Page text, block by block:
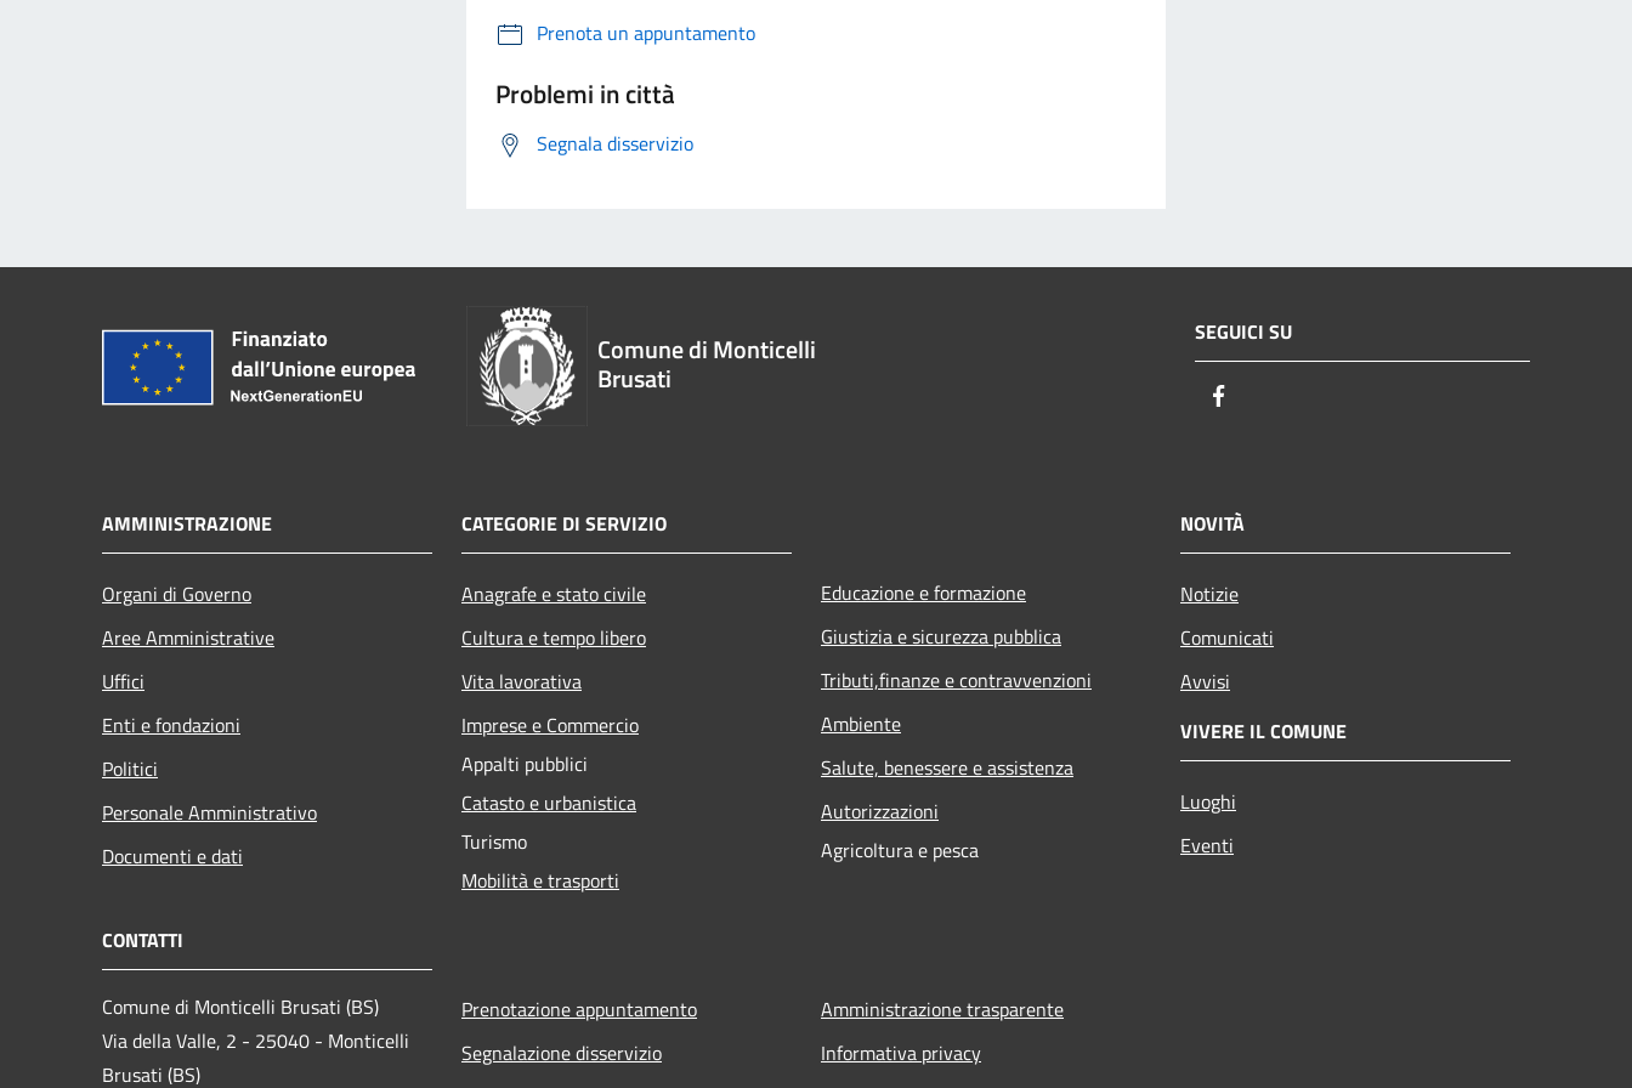
Prenota un appuntamento
Problemi in città
Segnala disservizio
Comune di Monticelli
Brusati
SEGUICI SU
AMMINISTRAZIONE
Organi di Governo
Aree Amministrative
Uffici
Enti e fondazioni
Politici
Personale Amministrativo
Documenti e dati
CATEGORIE DI SERVIZIO
Anagrafe e stato civile
Cultura e tempo libero
Vita lavorativa
Imprese e Commercio
Appalti pubblici
Catasto e urbanistica
Turismo
Mobilità e trasporti
Educazione e formazione
Giustizia e sicurezza pubblica
Tributi,finanze e contravvenzioni
Ambiente
Salute, benessere e assistenza
Autorizzazioni
Agricoltura e pesca
NOVITÀ
Notizie
Comunicati
Avvisi
VIVERE IL COMUNE
Luoghi
Eventi
CONTATTI
Comune di Monticelli Brusati (BS)
Via della Valle, 2 - 25040 - Monticelli
Brusati (BS)
Prenotazione appuntamento
Segnalazione disservizio
Amministrazione trasparente
Informativa privacy